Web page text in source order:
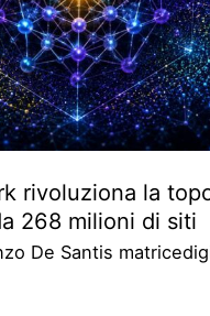
rivoluziona la
268 milioni di siti
De Santis